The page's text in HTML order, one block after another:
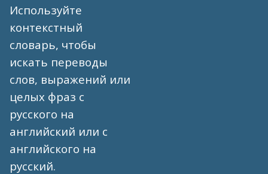
Используйте
контекстный
словарь, чтобы
искать переводы
слов, выражений или
целых фраз с
русского на
английский или с
английского на
русский.